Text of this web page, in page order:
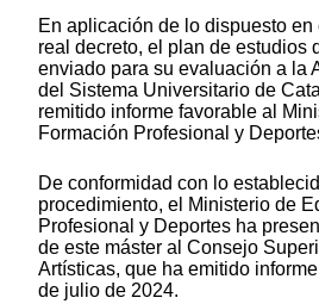
En aplicación de lo dispuesto
real decreto, el plan de estudios
enviado para su evaluación a la
del Sistema Universitario de
remitido informe favorable al
Formación Profesional y
De conformidad con lo
procedimiento, el Ministerio de
Profesional y Deportes ha
de este máster al Consejo
Artísticas, que ha emitido
de julio de 2024.